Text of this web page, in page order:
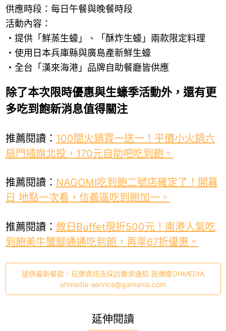
供應時段：每日午餐與晚餐時段
活動內容：
・提供「鮮蒸生蠔」、「酥炸生蠔」兩款限定料理
・使用日本兵庫縣與廣島產新鮮生蠔
・全台「漢來海港」品牌自助餐廳皆供應
除了本次限時優惠與生蠔季活動外，還有更
多吃到飽新消息值得關注
推薦閱讀： 100間火鍋買一送一！平價小火鍋六
扇門插旗北投，170元自助吧吃到飽。
推薦閱讀： NAGOMI吃到飽二號店確定了！開幕
日 地點一次看，信義區吃到飽加一。
推薦閱讀： 敘日Buffet現折500元！南港人氣吃
到飽美牛蟹腳通通吃到飽，再享67折優惠。
提供最新餐飲、玩樂資訊及採訪需求通知 我傳媒OHMEDIA
ohmedia-service@gamania.com
延伸閱讀